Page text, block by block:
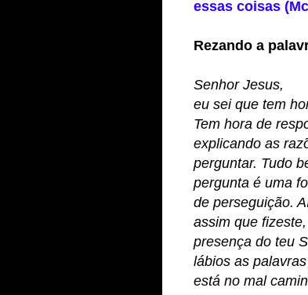
essas coisas
Rezando a
Senhor Jesus,
eu sei que tem
Tem hora de
explicando as
perguntar. Tudo
pergunta é uma
de perseguição.
assim que
presença do teu
lábios as
está no mal